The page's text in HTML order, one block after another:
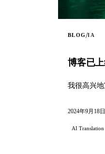
BLOG/IA
博客已
我很高兴
2024年9月18日
AI Translation